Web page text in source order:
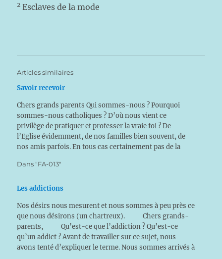
2 Esclaves de la mode
Articles similaires
Savoir recevoir
Chers grands parents Qui sommes-nous ? Pourquoi
sommes-nous catholiques ? D’où nous vient ce
privilège de pratiquer et professer la vraie foi ? De
l’Eglise évidemment, de nos familles bien souvent, de
nos amis parfois. En tous cas certainement pas de la
notre mérite…
Dans "FA-013"
Les addictions
Nos désirs nous mesurent et nous sommes à peu près ce
que nous désirons (un chartreux). Chers grands-
parents, Qu’est-ce que l’addiction ? Qu’est-ce
qu’un addict ? Avant de travailler sur ce sujet, nous
avons tenté d’expliquer le terme. Nous sommes arrivés à